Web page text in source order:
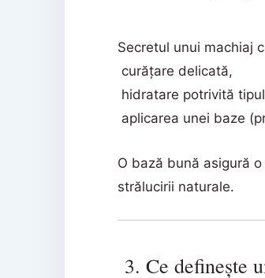
Secretul unui machiaj
curățare delicată,
hidratare potrivită
aplicarea unei baze
O bază bună asigură
strălucirii naturale.
3. Ce definește